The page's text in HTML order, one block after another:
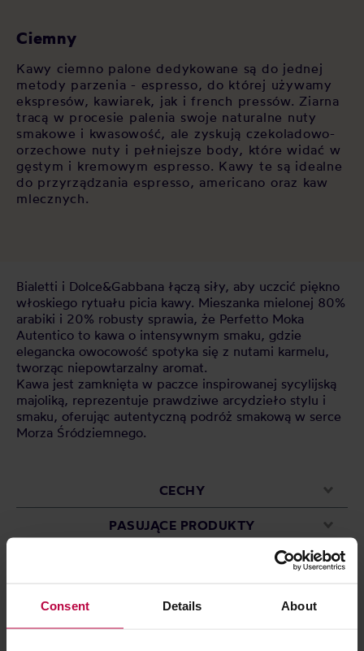
Consent Details About
Ciemny
Kawy ciemno palone dedykowane są do jednej
metody parzenia - espresso, do której używamy
ekspresów, kawiarek, jak i french pressów. Ziarna
tracą w procesie palenia swoje naturalne nuty
smakowe i kwasowość, ale zyskują czekoladowo-
orzechowe nuty i pełniejsze body, które widać w
gęstym i kremowym espresso. Kawy te są idealne
do przyrządzania espresso, americano oraz kaw
mlecznych.
Bialetti i Dolce&Gabbana łączą siły, aby uczcić piękno
włoskiego rytuału picia kawy. Mieszanka mielonej 80%
arabiki i 20% robusty sprawia, że Perfetto Moka
Autentico to kawa o intensywnym smaku, gdzie
elegancka owocowość spotyka się z nutami karmelu,
tworząc niepowtarzalny aromat.
Kawa jest zamknięta w paczce inspirowanej sycylijską
majoliką, reprezentuje prawdziwe arcydzieło stylu i
smaku, oferując autentyczną podróż smakową w serce
Morza Śródziemnego.
CECHY
PASUJĄCE PRODUKTY